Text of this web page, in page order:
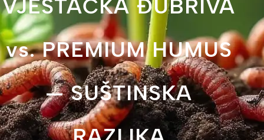
VJEŠTAČKA ĐUBRIVA
vs. PREMIUM HUMUS
— SUŠTINSKA